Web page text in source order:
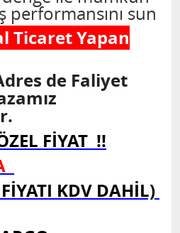
performansını sun
Ticaret Yapan
de Faliyet
FİYAT !!
KDV DAHİL)